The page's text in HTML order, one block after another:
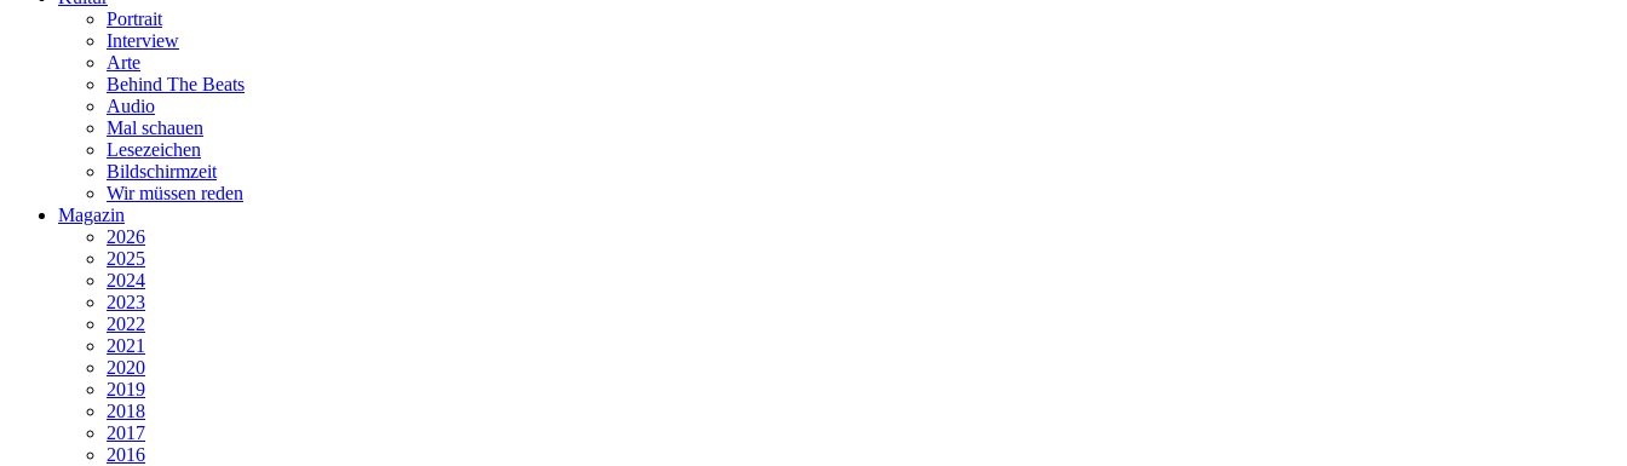
Portrait
Interview
Arte
Behind The Beats
Audio
Mal schauen
Lesezeichen
Bildschirmzeit
Wir müssen reden
Magazin
2026
2025
2024
2023
2022
2021
2020
2019
2018
2017
2016